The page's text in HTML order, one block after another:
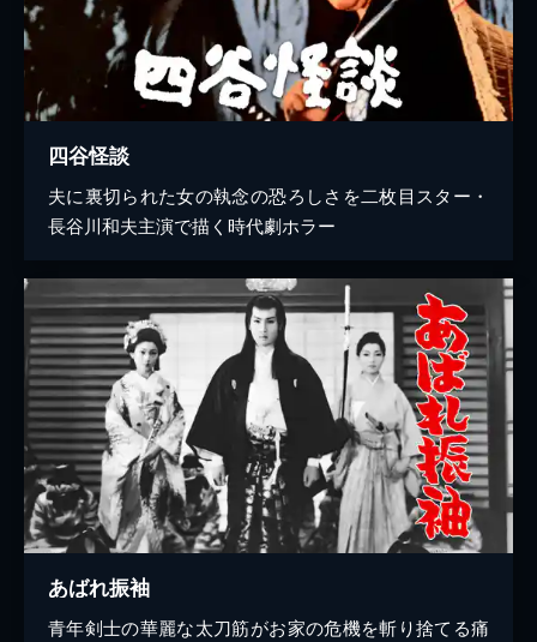
四谷怪談
夫に裏切られた女の執念の恐ろしさを二枚目スター・
長谷川和夫主演で描く時代劇ホラー
あばれ振袖
青年剣士の華麗な太刀筋がお家の危機を斬り捨てる痛